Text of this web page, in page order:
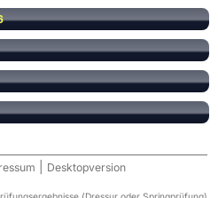
Desktopversion